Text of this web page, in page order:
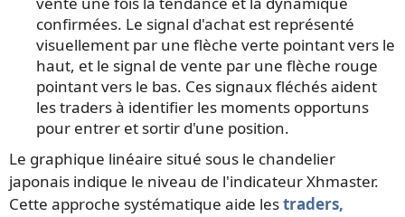
confirmées. Le signal d'achat est représenté
visuellement par une flèche verte pointant vers le
haut, et le signal de vente par une flèche rouge
pointant vers le bas. Ces signaux fléchés aident
les traders à identifier les moments opportuns
pour entrer et sortir d'une position.
Le graphique linéaire situé sous le chandelier
japonais indique le niveau de l'indicateur Xhmaster.
Cette approche systématique aide lestraders,